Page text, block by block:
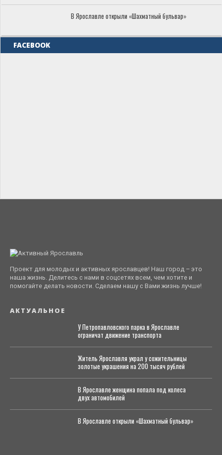
В Ярославле открыли «Шахматный бульвар»
FACEBOOK
Проект для молодых и активных ярославцев! Наш город – это
наша жизнь. Делитесь с нами в соцсетях всем, чем хотите и
помогайте делать новости. Сделаем нашу с Вами жизнь лучше!
АКТУАЛЬНОЕ
У Петропавловского парка в Ярославле
ограничат движение транспорта
Житель Ярославля украл у сожительницы
золотые украшения на 200 тысяч рублей
В Ярославле женщина попала под колеса
двух автомобилей
В Ярославле открыли «Шахматный бульвар»